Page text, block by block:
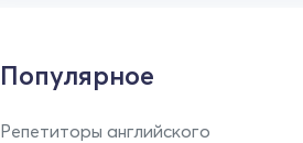
Популярное
Репетиторы английского